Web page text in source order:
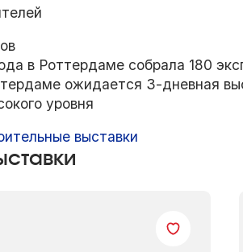
в Роттердаме собрала 180
ожидается 3-дневная
уровня
выставки